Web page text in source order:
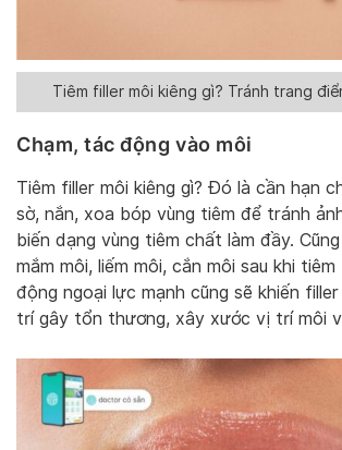
Tiêm filler môi kiêng gì? Tránh trang
Chạm, tác động vào môi
Tiêm filler môi kiêng gì? Đó là cần hạn
sờ, nắn, xoa bóp vùng tiêm để tránh
biến dạng vùng tiêm chất làm đầy.
mắm môi, liếm môi, cắn môi sau khi
động ngoại lực mạnh cũng sẽ khiến
trí gây tổn thương, xây xước vị trí môi